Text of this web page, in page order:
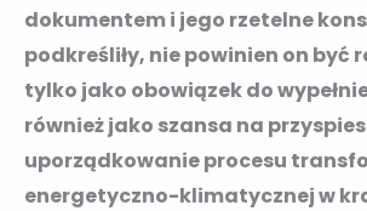
dokumentem i jego rzetelne
podkreśliły, nie powinien on być
tylko jako obowiązek do
również jako szansa na
uporządkowanie procesu
energetyczno-klimatycznej w